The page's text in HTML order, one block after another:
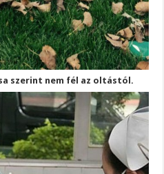
szerint nem fél az oltástól.